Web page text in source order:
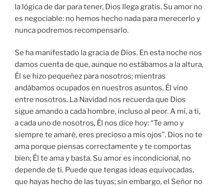
la lógica de dar para tener, Dios llega gratis. Su amor no
es negociable: no hemos hecho nada para merecerlo y
nunca podremos recompensarlo.
Se ha manifestado la gracia de Dios. En esta noche nos
damos cuenta de que, aunque no estábamos a la altura,
Él se hizo pequeñez para nosotros; mientras
andábamos ocupados en nuestros asuntos, Él vino
entre nosotros. La Navidad nos recuerda que Dios
sigue amando a cada hombre, incluso al peor. A mí, a ti,
a cada uno de nosotros, Él nos dice hoy: “Te amo y
siempre te amaré, eres precioso a mis ojos”. Dios no te
ama porque piensas correctamente y te comportas
bien; Él te ama y basta. Su amor es incondicional, no
depende de ti. Puede que tengas ideas equivocadas,
que hayas hecho de las tuyas; sin embargo, el Señor no